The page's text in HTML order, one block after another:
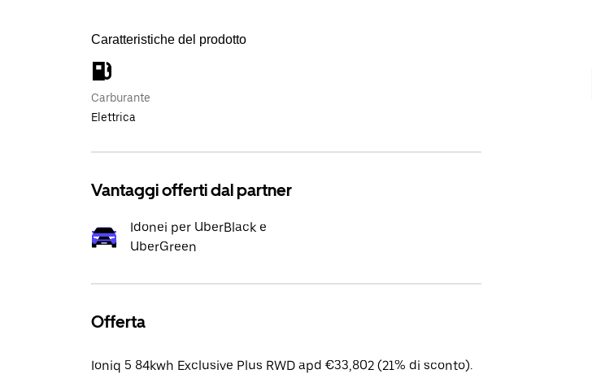
Caratteristiche del prodotto
Carburante
Elettrica
Vantaggi offerti dal partner
Idonei per UberBlack e
UberGreen
Offerta
Ioniq 5 84kwh Exclusive Plus RWD apd €33,802 (21% di sconto).